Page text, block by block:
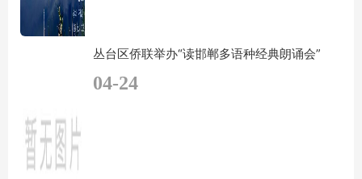
丛台区侨联举办“读邯郸多语种经典朗诵会”
04-24